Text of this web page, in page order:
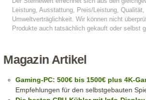
Magazin Artikel
Gaming-PC: 500€ bis 1500€ plus 4K-
Empfehlungen für den selbstgebauten